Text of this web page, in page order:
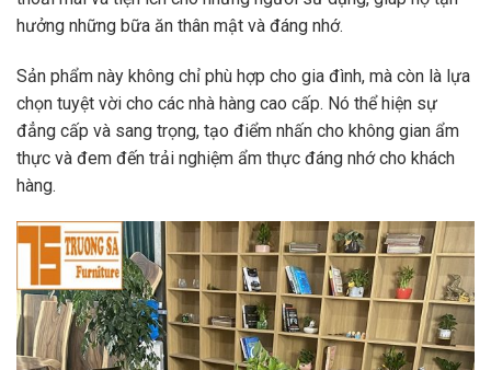
hưởng những bữa ăn thân mật và đáng nhớ.
Sản phẩm này không chỉ phù hợp cho gia đình, mà còn là lựa
chọn tuyệt vời cho các nhà hàng cao cấp. Nó thể hiện sự
đẳng cấp và sang trọng, tạo điểm nhấn cho không gian ẩm
thực và đem đến trải nghiệm ẩm thực đáng nhớ cho khách
hàng.